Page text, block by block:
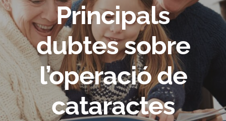
Principals
dubtes sobre
l’operació de
cataractes